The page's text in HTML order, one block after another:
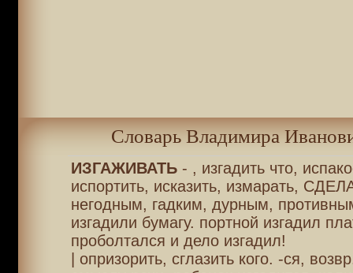
Словарь Владимира
ИЗГАЖИВАТЬ- , изгадить что,
испортить, исказить, измарать,
негодным, гадким, дурным,
изгадили бумагу. портной изгадил
проболтался и дело изгадил!
| опризорить, сглазить кого. -ся,